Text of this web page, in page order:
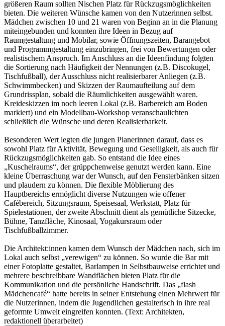
größeren Raum sollten Nischen Platz für Rückzugsmöglichkeiten
bieten. Die weiteren Wünsche kamen von den Nutzerinnen selbst.
Mädchen zwischen 10 und 21 waren von Beginn an in die Planung
miteingebunden und konnten ihre Ideen in Bezug auf
Raumgestaltung und Mobilar, sowie Öffnungszeiten, Barangebot
und Programmgestaltung einzubringen, frei von Bewertungen oder
realistischem Anspruch. Im Anschluss an die Ideenfindung folgten
die Sortierung nach Häufigkeit der Nennungen (z.B. Discokugel,
Tischfußball), der Ausschluss nicht realisierbarer Anliegen (z.B.
Schwimmbecken) und Skizzen der Raumaufteilung auf dem
Grundrissplan, sobald die Räumlichkeiten ausgewählt waren.
Kreideskizzen im noch leeren Lokal (z.B. Barbereich am Boden
markiert) und ein Modellbau-Workshop veranschaulichten
schließlich die Wünsche und deren Realisierbarkeit.
Besonderen Wert legten die jungen Planerinnen darauf, dass es
sowohl Platz für Aktivität, Bewegung und Geselligkeit, als auch für
Rückzugsmöglichkeiten gab. So entstand die Idee eines
„Kuschelraums“, der grüppchenweise genutzt werden kann. Eine
kleine Überraschung war der Wunsch, auf den Fensterbänken sitzen
und plaudern zu können. Die flexible Möblierung des
Hauptbereichs ermöglicht diverse Nutzungen wie offener
Cafébereich, Sitzungsraum, Speisesaal, Werkstatt, Platz für
Spielestationen, der zweite Abschnitt dient als gemütliche Sitzecke,
Bühne, Tanzfläche, Kinosaal, Yogakursraum oder
Tischfußballzimmer.
Die Architekt:innen kamen dem Wunsch der Mädchen nach, sich im
Lokal auch selbst „verewigen“ zu können. So wurde die Bar mit
einer Fotoplatte gestaltet, Barlampen in Selbstbauweise errichtet und
mehrere beschreibbare Wandflächen bieten Platz für die
Kommunikation und die persönliche Handschrift. Das „flash
Mädchencafé“ hatte bereits in seiner Entstehung einen Mehrwert für
die Nutzerinnen, indem die Jugendlichen gestalterisch in ihre real
geformte Umwelt eingreifen konnten. (Text: Architekten,
redaktionell überarbeitet)